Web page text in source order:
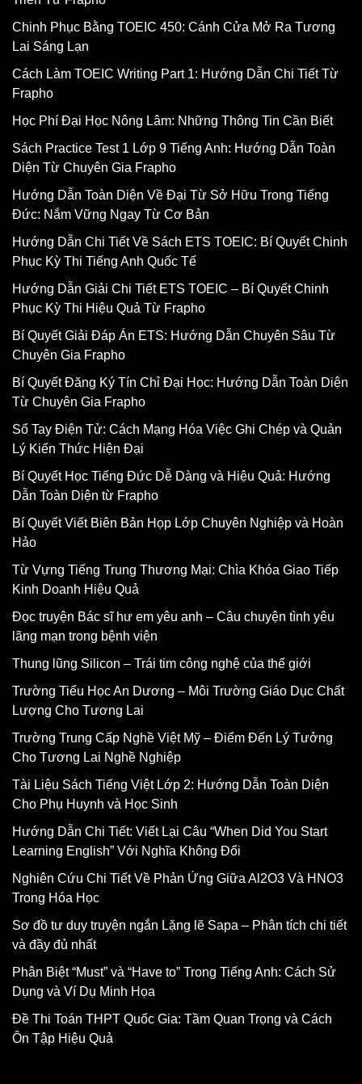
Chinh Phục Bằng TOEIC 450: Cánh Cửa Mở Ra Tương
Lai Sáng Lạn
Cách Làm TOEIC Writing Part 1: Hướng Dẫn Chi Tiết Từ
Frapho
Học Phí Đại Học Nông Lâm: Những Thông Tin Cần Biết
Sách Practice Test 1 Lớp 9 Tiếng Anh: Hướng Dẫn Toàn
Diện Từ Chuyên Gia Frapho
Hướng Dẫn Toàn Diện Về Đại Từ Sở Hữu Trong Tiếng
Đức: Nắm Vững Ngay Từ Cơ Bản
Hướng Dẫn Chi Tiết Về Sách ETS TOEIC: Bí Quyết Chinh
Phục Kỳ Thi Tiếng Anh Quốc Tế
Hướng Dẫn Giải Chi Tiết ETS TOEIC – Bí Quyết Chinh
Phục Kỳ Thi Hiệu Quả Từ Frapho
Bí Quyết Giải Đáp Án ETS: Hướng Dẫn Chuyên Sâu Từ
Chuyên Gia Frapho
Bí Quyết Đăng Ký Tín Chỉ Đại Học: Hướng Dẫn Toàn Diện
Từ Chuyên Gia Frapho
Sổ Tay Điện Tử: Cách Mạng Hóa Việc Ghi Chép và Quản
Lý Kiến Thức Hiện Đại
Bí Quyết Học Tiếng Đức Dễ Dàng và Hiệu Quả: Hướng
Dẫn Toàn Diện từ Frapho
Bí Quyết Viết Biên Bản Họp Lớp Chuyên Nghiệp và Hoàn
Hảo
Từ Vựng Tiếng Trung Thương Mại: Chìa Khóa Giao Tiếp
Kinh Doanh Hiệu Quả
Đọc truyện Bác sĩ hư em yêu anh – Câu chuyện tình yêu
lãng mạn trong bệnh viện
Thung lũng Silicon – Trái tim công nghệ của thế giới
Trường Tiểu Học An Dương – Môi Trường Giáo Dục Chất
Lượng Cho Tương Lai
Trường Trung Cấp Nghề Việt Mỹ – Điểm Đến Lý Tưởng
Cho Tương Lai Nghề Nghiệp
Tài Liệu Sách Tiếng Việt Lớp 2: Hướng Dẫn Toàn Diện
Cho Phụ Huynh và Học Sinh
Hướng Dẫn Chi Tiết: Viết Lại Câu “When Did You Start
Learning English” Với Nghĩa Không Đổi
Nghiên Cứu Chi Tiết Về Phản Ứng Giữa Al2O3 Và HNO3
Trong Hóa Học
Sơ đồ tư duy truyện ngắn Lặng lẽ Sapa – Phân tích chi tiết
và đầy đủ nhất
Phân Biệt “Must” và “Have to” Trong Tiếng Anh: Cách Sử
Dụng và Ví Dụ Minh Họa
Đề Thi Toán THPT Quốc Gia: Tầm Quan Trọng và Cách
Ôn Tập Hiệu Quả